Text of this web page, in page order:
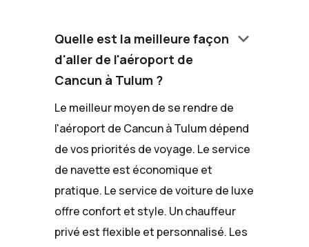
Quelle est la meilleure façon
d'aller de l'aéroport de
Cancun à Tulum ?
keyboard_arrow_down
Le meilleur moyen de se rendre de
l'aéroport de Cancun à Tulum dépend
de vos priorités de voyage. Le service
de navette est économique et
pratique. Le service de voiture de luxe
offre confort et style. Un chauffeur
privé est flexible et personnalisé. Les